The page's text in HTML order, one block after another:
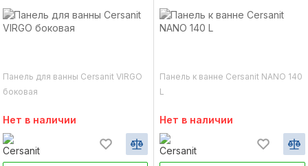
Панель для ванны Cersanit VIRGO
боковая
Нет в наличии
Панель к ванне Cersanit NANO 140
L
Нет в наличии